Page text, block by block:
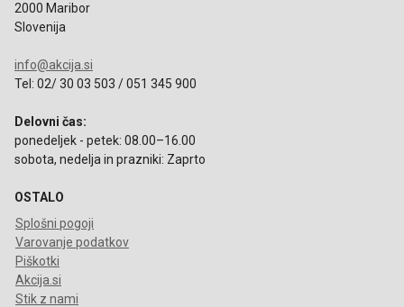
2000 Maribor
Slovenija
info@akcija.si
Tel: 02/ 30 03 503 / 051 345 900
Delovni čas:
ponedeljek - petek: 08.00–16.00
sobota, nedelja in prazniki: Zaprto
OSTALO
Splošni pogoji
Varovanje podatkov
Piškotki
Akcija.si
Stik z nami